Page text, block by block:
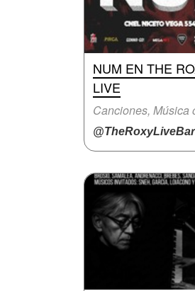
NUM EN THE
LIVE
Canciones, Música
@TheRoxyLiveBar